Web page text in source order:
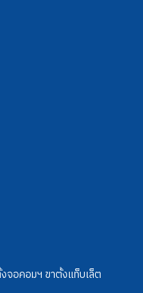
จอคอมฯ ขาตั้งแท็บเล็ต